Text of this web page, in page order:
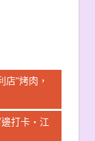
店”烤肉，
打卡・江